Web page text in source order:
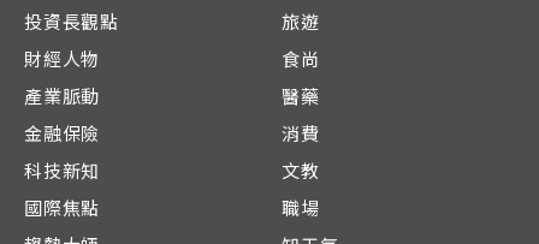
投資長觀點
財經人物
產業脈動
金融保險
科技新知
國際焦點
旅遊
食尚
醫藥
消費
文教
職場